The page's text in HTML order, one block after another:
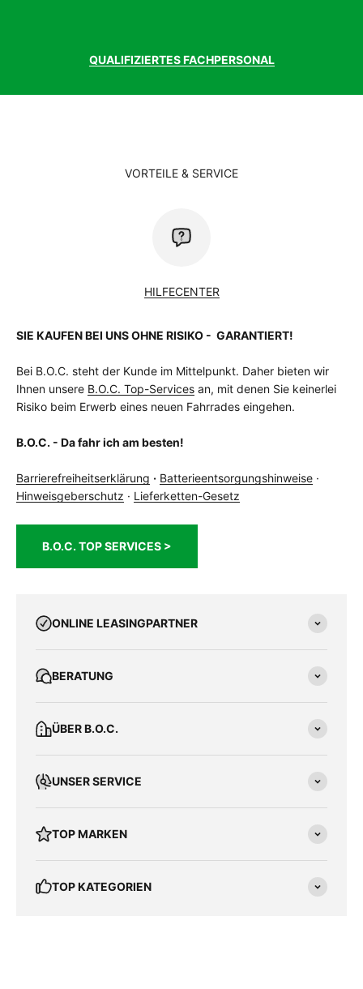
QUALIFIZIERTES FACHPERSONAL
VORTEILE & SERVICE
HILFECENTER
SIE KAUFEN BEI UNS OHNE RISIKO - GARANTIERT!
Bei B.O.C. steht der Kunde im Mittelpunkt. Daher bieten wir
Ihnen unsere B.O.C. Top-Services an, mit denen Sie keinerlei
Risiko beim Erwerb eines neuen Fahrrades eingehen.
B.O.C. - Da fahr ich am besten!
Barrierefreiheitserklärung · Batterieentsorgungshinweise ·
Hinweisgeberschutz · Lieferketten-Gesetz
B.O.C. TOP SERVICES >
ONLINE LEASINGPARTNER
BERATUNG
ÜBER B.O.C.
UNSER SERVICE
TOP MARKEN
TOP KATEGORIEN